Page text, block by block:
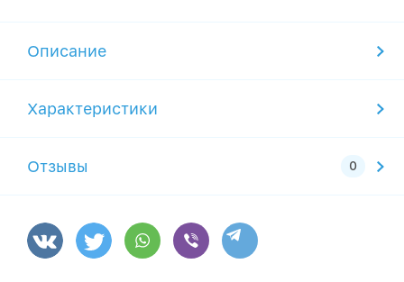
Описание
Характеристики
Отзывы